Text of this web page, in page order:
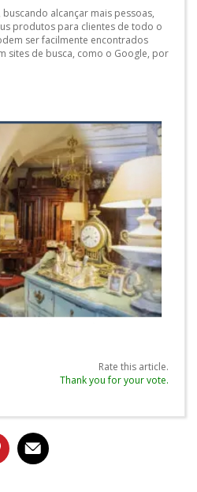
alcançar mais pessoas,
produtos para clientes de todo o
ser facilmente encontrados
sites de busca, como o Google, por
Rate this article.
Thank you for your vote.